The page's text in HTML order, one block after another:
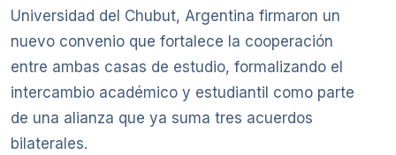
Universidad del Chubut, Argentina firmaron un
nuevo convenio que fortalece la cooperación
entre ambas casas de estudio, formalizando el
intercambio académico y estudiantil como parte
de una alianza que ya suma tres acuerdos
bilaterales.